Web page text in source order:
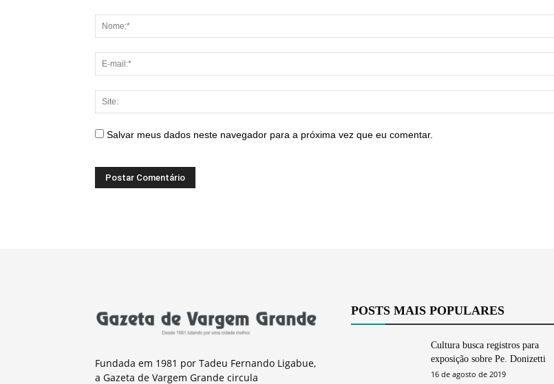
Salvar meus dados neste navegador para a próxima vez que eu comentar.
Fundada em 1981 por Tadeu Fernando Ligabue,
a Gazeta de Vargem Grande circula
POSTS MAIS POPULARES
Cultura busca registros para
exposição sobre Pe. Donizetti
16 de agosto de 2019